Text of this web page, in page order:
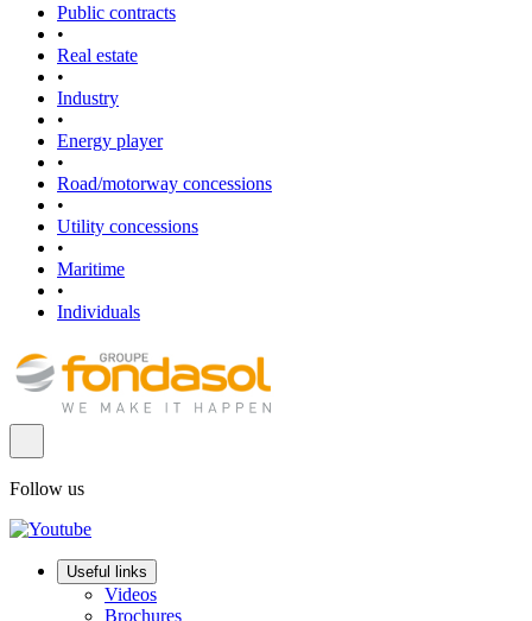
Public contracts
•
Real estate
•
Industry
•
Energy player
•
Road/motorway concessions
•
Utility concessions
•
Maritime
•
Individuals
Follow us
Useful links
Videos
Brochures